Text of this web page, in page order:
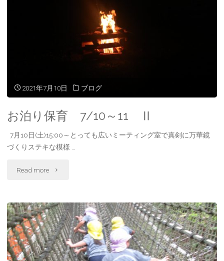
2021年7月10日
ブログ
お泊り保育 7/10～11 Ⅱ
7月10日(土)15:00～とっても広いミーティング室で真剣に万華鏡
づくりステキな模様 …
Read more "お
り
保
育